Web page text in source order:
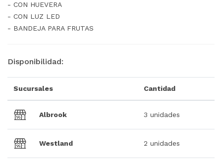
- CON HUEVERA
- CON LUZ LED
- BANDEJA PARA FRUTAS
Disponibilidad:
Sucursales Cantidad
Albrook 3 unidades
Westland 2 unidades